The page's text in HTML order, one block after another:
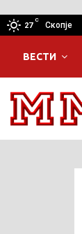
27
C
Скопје
ВЕСТИ